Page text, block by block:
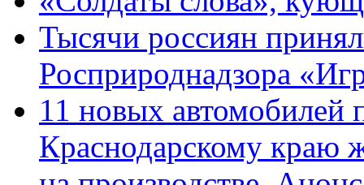
Тысячи россиян
Росприроднадзора
11 новых автомобилей
Краснодарскому краю